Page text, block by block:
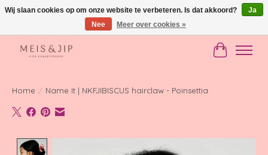
Gratis verzending in NL vanaf €150
Home / Name It | NKFJIBISCUS hairclaw - Poinsettia
Product image slideshow Items
Wij slaan cookies op om onze website te verbeteren. Is dat akkoord?
Ja
Nee
Meer over cookies »